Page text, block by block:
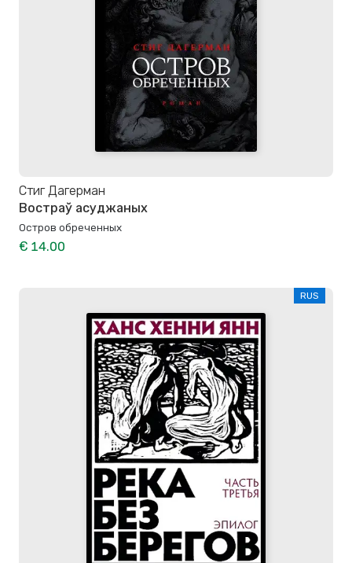
Стиг Дагерман
Востраў асуджаных
Остров обреченных
€ 14.00
RUS